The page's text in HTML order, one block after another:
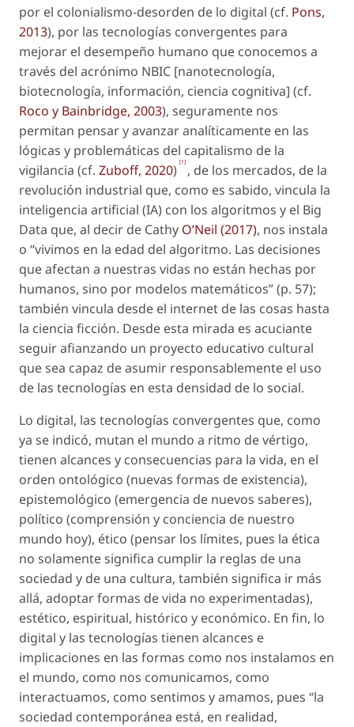
por el colonialismo-desorden de lo digital (cf. Pons,
2013), por las tecnologías convergentes para
mejorar el desempeño humano que conocemos a
través del acrónimo NBIC [nanotecnología,
biotecnología, información, ciencia cognitiva] (cf.
Roco y Bainbridge, 2003), seguramente nos
permitan pensar y avanzar analíticamente en las
lógicas y problemáticas del capitalismo de la
vigilancia (cf. Zuboff, 2020) [1] , de los mercados, de la
revolución industrial que, como es sabido, vincula la
inteligencia artificial (IA) con los algoritmos y el Big
Data que, al decir de Cathy O’Neil (2017), nos instala
o “vivimos en la edad del algoritmo. Las decisiones
que afectan a nuestras vidas no están hechas por
humanos, sino por modelos matemáticos” (p. 57);
también vincula desde el internet de las cosas hasta
la ciencia ficción. Desde esta mirada es acuciante
seguir afianzando un proyecto educativo cultural
que sea capaz de asumir responsablemente el uso
de las tecnologías en esta densidad de lo social.
Lo digital, las tecnologías convergentes que, como
ya se indicó, mutan el mundo a ritmo de vértigo,
tienen alcances y consecuencias para la vida, en el
orden ontológico (nuevas formas de existencia),
epistemológico (emergencia de nuevos saberes),
político (comprensión y conciencia de nuestro
mundo hoy), ético (pensar los límites, pues la ética
no solamente significa cumplir la reglas de una
sociedad y de una cultura, también significa ir más
allá, adoptar formas de vida no experimentadas),
estético, espiritual, histórico y económico. En fin, lo
digital y las tecnologías tienen alcances e
implicaciones en las formas como nos instalamos en
el mundo, como nos comunicamos, como
interactuamos, como sentimos y amamos, pues “la
sociedad contemporánea está, en realidad,